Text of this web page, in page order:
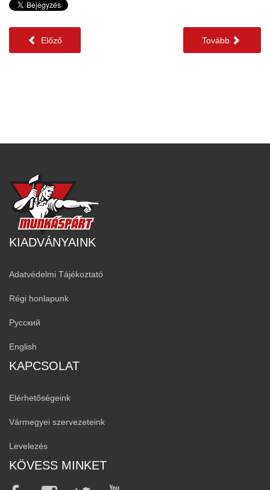
Előző Tovább
KIADVÁNYAINK
Adatvédelmi Tájékoztató
Régi honlapunk
Русский
English
KAPCSOLAT
Elérhetőségeink
Vármegyei szervezeteink
Levelezés
KÖVESS MINKET